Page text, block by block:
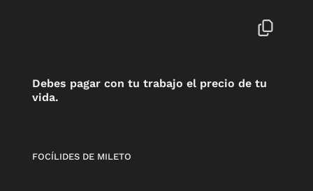
Debes pagar con tu trabajo el precio de tu
vida.
FOCÍLIDES DE MILETO